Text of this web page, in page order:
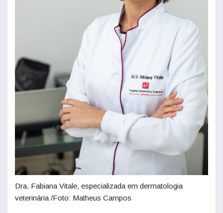
Dra. Fabiana Vitale, especializada em dermatologia
veterinária /Foto: Matheus Campos